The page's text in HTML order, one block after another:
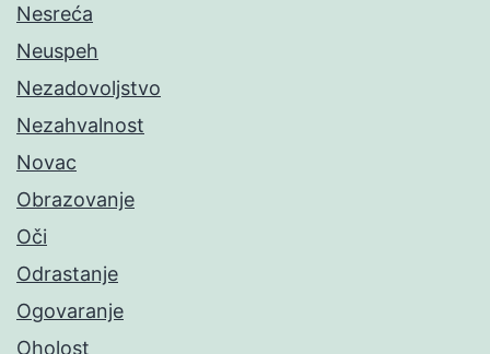
Nesreća
Neuspeh
Nezadovoljstvo
Nezahvalnost
Novac
Obrazovanje
Oči
Odrastanje
Ogovaranje
Oholost